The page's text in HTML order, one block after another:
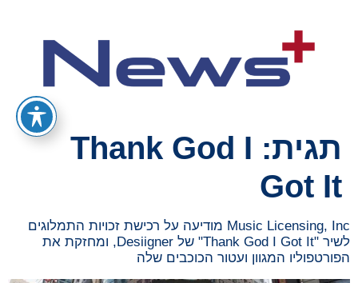
תגית: Thank God I
Got It
Music Licensing, Inc מודיעה על רכישת זכויות התמלוגים
לשיר "Thank God I Got It" של Desiigner, ומחזקת את
הפורטפוליו המגוון ועטור הכוכבים שלה